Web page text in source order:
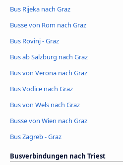
Bus Rijeka nach Graz
Busse von Rom nach Graz
Bus Rovinj - Graz
Bus ab Salzburg nach Graz
Bus von Verona nach Graz
Bus Vodice nach Graz
Bus von Wels nach Graz
Busse von Wien nach Graz
Bus Zagreb - Graz
Busverbindungen nach Triest